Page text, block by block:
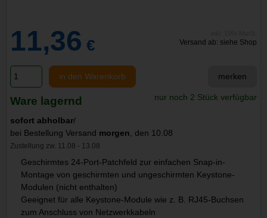
11,36 € Versand ab: siehe Shop
in den Warenkorb merken
Ware lagernd nur noch 2 Stück verfügbar
sofort abholbar/
bei Bestellung Versand morgen, den 10.08
Zustellung zw. 11.08 - 13.08
Geschirmtes 24-Port-Patchfeld zur einfachen Snap-in-
Montage von geschirmten und ungeschirmten Keystone-
Modulen (nicht enthalten)
Geeignet für alle Keystone-Module wie z. B. RJ45-Buchsen
zum Anschluss von Netzwerkkabeln